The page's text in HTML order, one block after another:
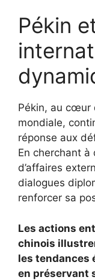
Pékin
Pékin, au cœur
mondiale,
réponse aux
En cherchant
d’affaires
dialogues
renforcer sa
Les actions
chinois
les tendances
en préservant